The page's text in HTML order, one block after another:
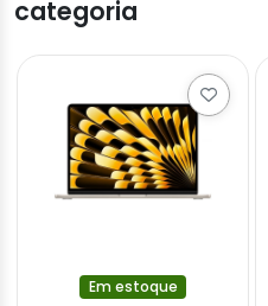
categoria
Em estoque